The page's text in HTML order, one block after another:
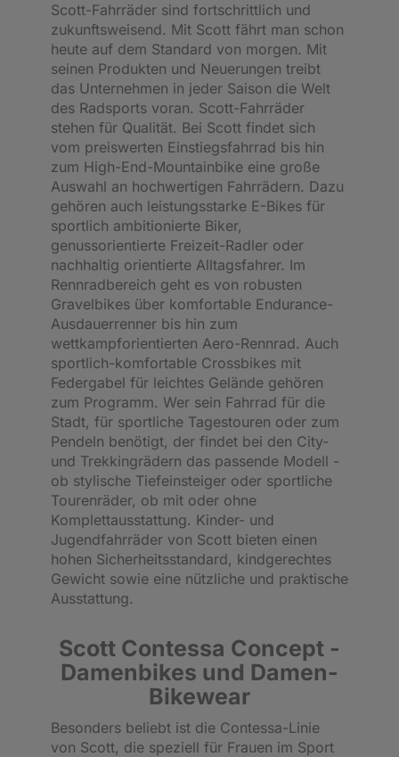
Scott-Fahrräder sind fortschrittlich und
zukunftsweisend. Mit Scott fährt man schon
heute auf dem Standard von morgen. Mit
seinen Produkten und Neuerungen treibt
das Unternehmen in jeder Saison die Welt
des Radsports voran. Scott-Fahrräder
stehen für Qualität. Bei Scott findet sich
vom preiswerten Einstiegsfahrrad bis hin
zum High-End-Mountainbike eine große
Auswahl an hochwertigen Fahrrädern. Dazu
gehören auch leistungsstarke E-Bikes für
sportlich ambitionierte Biker,
genussorientierte Freizeit-Radler oder
nachhaltig orientierte Alltagsfahrer. Im
Rennradbereich geht es von robusten
Gravelbikes über komfortable Endurance-
Ausdauerrenner bis hin zum
wettkampforientierten Aero-Rennrad. Auch
sportlich-komfortable Crossbikes mit
Federgabel für leichtes Gelände gehören
zum Programm. Wer sein Fahrrad für die
Stadt, für sportliche Tagestouren oder zum
Pendeln benötigt, der findet bei den City-
und Trekkingrädern das passende Modell -
ob stylische Tiefeinsteiger oder sportliche
Tourenräder, ob mit oder ohne
Komplettausstattung. Kinder- und
Jugendfahrräder von Scott bieten einen
hohen Sicherheitsstandard, kindgerechtes
Gewicht sowie eine nützliche und praktische
Ausstattung.
Scott Contessa Concept -
Damenbikes und Damen-
Bikewear
Besonders beliebt ist die Contessa-Linie
von Scott, die speziell für Frauen im Sport